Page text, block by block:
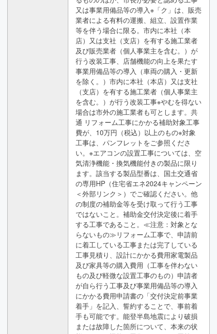
又は事業用備品等の導入※「ク」は、販売
業者による有料の運搬、組立、設置作業
等を伴う場合に限る。市内に本社（本
店）又は支社（支店）を有する施工業者
及び販売業者（個人事業主を含む。）が
行う改装工事、店舗機能の向上を果たす
事業用備品等の導入（車両の購入・更新
を除く。）市内に本社（本店）又は支社
（支店）を有する施工業者（個人事業主
を含む。）が行う改装工事※やむを得ない
場合は市外の施工業者も可とします。共
通 リフォーム工事にかかる補助対象工事
費が、10万円（税込）以上のもの※対象
工事は、パンフレットをご参照くださ
い。※エアコンの設置工事については、空
気清浄機能・換気機能付きの製品に限り
ます。該当する製品型番は、国土交通省
の専用HP（住宅省エネ2024キャンペーン
＜外部リンク＞）でご確認ください。他
の制度の補助金等を受け取って行う工事
ではないこと。補助金交付決定後に着手
する工事であること。≪注意：対象とな
らないもの≫リフォーム工事で、申請前
に着工している工事または完了している
工事見積り、設計にかかる費用家電製品
及び家具等の購入費用（工事を伴わない
もの及び軽微な設置工事のもの）申請者
が自ら行う工事及び事業用備品等の導入
にかかる費用申請書の「交付決定前事業
着手」を記入、誓約することで、事前着
手も可能です。能登半島地震により破損
または故障した箇所について、本来の状